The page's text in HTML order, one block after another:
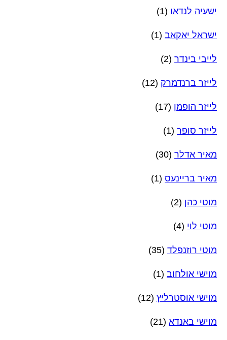
ישעיה לנדאו (1)
ישראל יאקאב (1)
לייבי בינדר (2)
לייזר ברנדמרק (12)
לייזר הופמן (17)
לייזר סופר (1)
מאיר אדלר (30)
מאיר בריינעס (1)
מוטי כהן (2)
מוטי לוי (4)
מוטי רוזנפלד (35)
מוישי אולחוב (1)
מוישי אוסטרליץ (12)
מוישי באנדא (21)